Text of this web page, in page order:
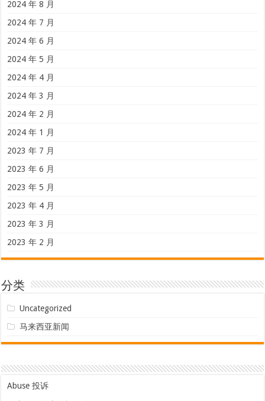
2024 年 8 月
2024 年 7 月
2024 年 6 月
2024 年 5 月
2024 年 4 月
2024 年 3 月
2024 年 2 月
2024 年 1 月
2023 年 7 月
2023 年 6 月
2023 年 5 月
2023 年 4 月
2023 年 3 月
2023 年 2 月
分类
Uncategorized
马来西亚新闻
Abuse 投诉